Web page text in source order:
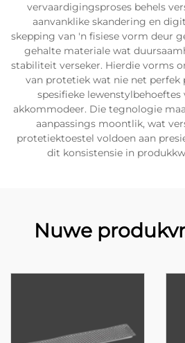
vervaardigingsproses behels
aanvanklike skandering en
skepping van 'n fisiese vorm deur
gehalte materiale wat
stabiliteit verseker. Hierdie vorms
van protetiek wat nie net perfek
spesifieke lewenstylbehoeftes
akkommodeer. Die tegnologie
aanpassings moontlik, wat
protetiektoestel voldoen aan
dit konsistensie in
Nuwe